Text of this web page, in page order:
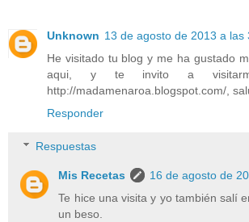
Unknown 13 de agosto de 2013 a las
He visitado tu blog y me ha gustado
aqui, y te invito a
http://madamenaroa.blogspot.com/,
Responder
Respuestas
Mis Recetas
16 de agosto de
Te hice una visita y yo también salí
un beso.